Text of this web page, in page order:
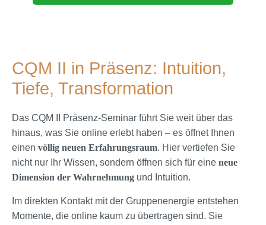
CQM II in Präsenz: Intuition,
Tiefe, Transformation
Das CQM II Präsenz-Seminar führt Sie weit über das
hinaus, was Sie online erlebt haben – es öffnet Ihnen
einen völlig neuen Erfahrungsraum. Hier vertiefen Sie
nicht nur Ihr Wissen, sondern öffnen sich für eine neue
Dimension der Wahrnehmung und Intuition.
Im direkten Kontakt mit der Gruppenenergie entstehen
Momente, die online kaum zu übertragen sind. Sie